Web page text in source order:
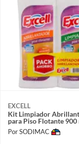
EXCELL
Kit Limpiador
para Piso Flotante 900
Por SODIMAC